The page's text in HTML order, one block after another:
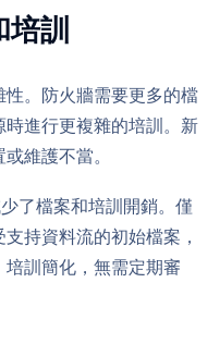
訓
。防火牆需要更多的檔
進行更複雜的培訓。新
維護不當。
了檔案和培訓開銷。僅
持資料流的初始檔案，
訓簡化，無需定期審